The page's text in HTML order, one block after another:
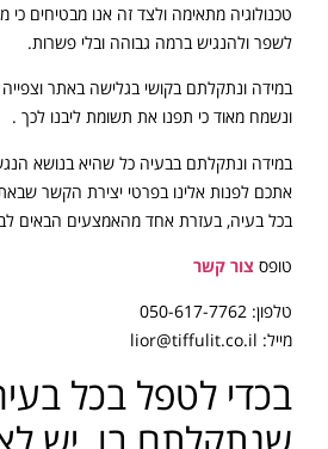
טכנולוגיה מתאימה ולצד זה אנו מבטיחים
לשפר ולהנגיש ברמה גבוהה ובלי פשרות.
במידה ונתקלתם בקושי בגלישה באתר וצפייה
ונשמח מאוד כי תפנו את תשומת ליבנו לכך .
במידה ונתקלתם בבעיה כל שהיא בנושא
אתכם לפנות אלינו בפרטי יצירת הקשר
בכל בעיה, בעזרת אחד מהאמצעים הבאים
טופס צור קשר
טלפון: 050-617-7762
מייל: lior@tiffulit.co.il
בכדי לטפל בכל